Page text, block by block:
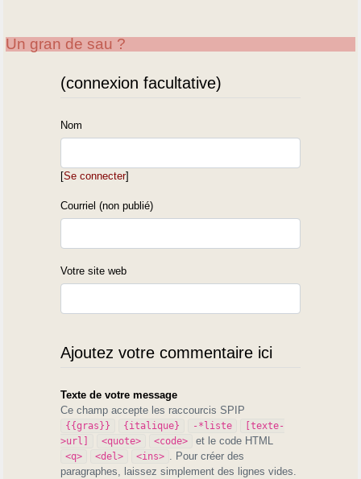
Un gran de sau ?
(connexion facultative)
Nom
[Se connecter]
Courriel (non publié)
Votre site web
Ajoutez votre commentaire ici
Texte de votre message
Ce champ accepte les raccourcis SPIP
{{gras}} {italique} -*liste
[texte-
>url]
<quote> <code> et le code HTML
<q> <del> <ins>
. Pour créer des
paragraphes, laissez simplement des lignes vides.